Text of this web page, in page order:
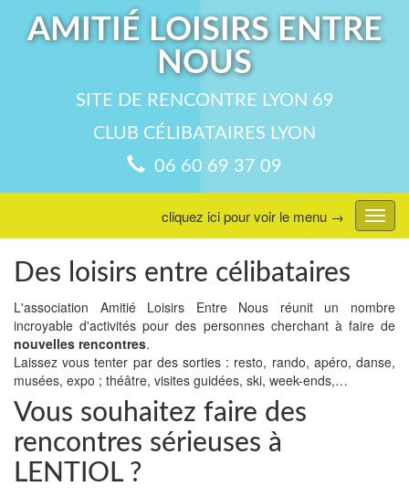
AMITIÉ LOISIRS ENTRE
NOUS
SITE DE RENCONTRE LYON 69
CLUB CÉLIBATAIRES LYON
06 60 69 37 09
menu
cliquez ici pour voir le menu →
Des loisirs entre célibataires
L'association Amitié Loisirs Entre Nous réunit un nombre
incroyable d'activités pour des personnes cherchant à faire de
nouvelles rencontres.
Laissez vous tenter par des sorties : resto, rando, apéro, danse,
musées, expo ; théâtre, visites guidées, ski, week-ends,…
Vous souhaitez faire des
rencontres sérieuses à
LENTIOL ?